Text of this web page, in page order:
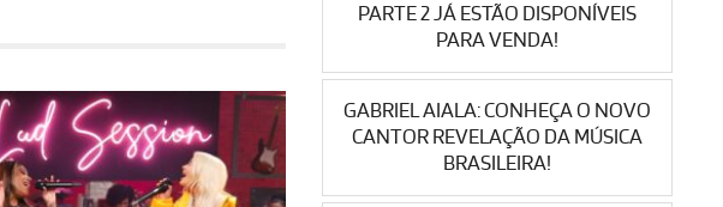
PARTE 2 JÁ ESTÃO DISPONÍVEIS
PARA VENDA!
GABRIEL AIALA: CONHEÇA O NOVO
CANTOR REVELAÇÃO DA MÚSICA
BRASILEIRA!